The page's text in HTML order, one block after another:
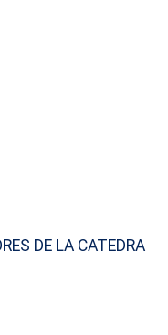
DE LA CATEDRA